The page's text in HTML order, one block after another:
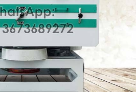
МГКЗ100*7
1,6-2,1т/ч
1,1 кВт
1600*1250*1450 мм